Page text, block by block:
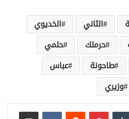
الثاني
الخديوي
حرملك
حلمي
طاحونة
عباس
وزيري
بينتيريست
مشاركة عبر البريد